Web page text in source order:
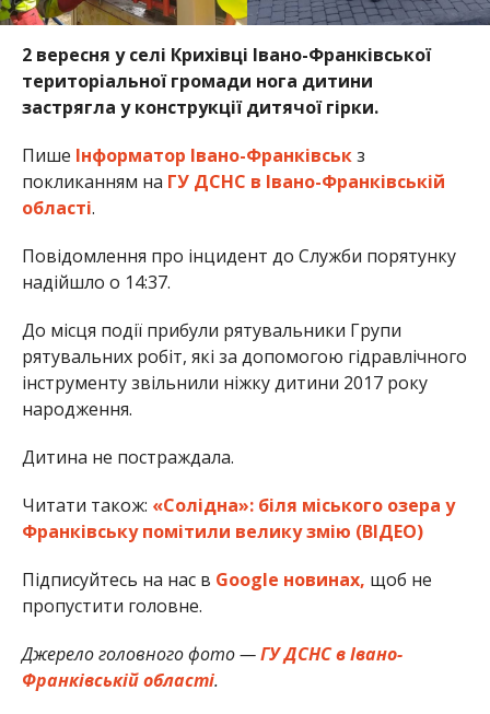
2 вересня у селі Крихівці Івано-Франківської
територіальної громади нога дитини
застрягла у конструкції дитячої гірки.
Пише Інформатор Івано-Франківськз
покликанням на ГУ ДСНС в Івано-Франківській
області.
Повідомлення про інцидент до Служби порятунку
надійшло о 14:37.
До місця події прибули рятувальники Групи
рятувальних робіт, які за допомогою гідравлічного
інструменту звільнили ніжку дитини 2017 року
народження.
Дитина не постраждала.
Читати також: «Солідна»: біля міського озера у
Франківську помітили велику змію (ВІДЕО)
Підписуйтесь на нас в Google новинах, щоб не
пропустити головне.
Джерело головного фото —ГУ ДСНС в Івано-
Франківській області.